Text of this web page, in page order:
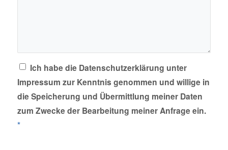
Ich habe die Datenschutzerklärung unter
Impressum zur Kenntnis genommen und willige in
die Speicherung und Übermittlung meiner Daten
zum Zwecke der Bearbeitung meiner Anfrage ein.
*